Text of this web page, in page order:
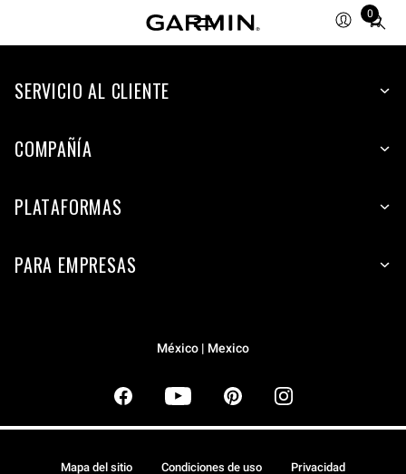
0
Total
items
cart:
SERVICIO AL CLIENTE
COMPAÑÍA
PLATAFORMAS
PARA EMPRESAS
México | Mexico
Mapa del sitio Condiciones de uso Privacidad